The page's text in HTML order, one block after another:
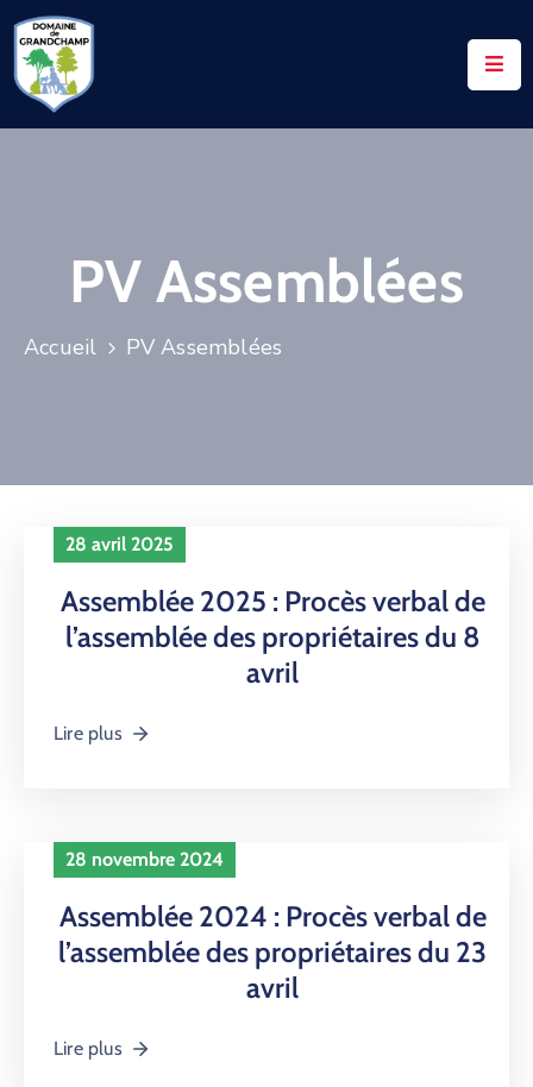
ACCUEIL
DEMANDES
PROPRIÉTAIRES
CONTACTER
PV Assemblées
Accueil PV Assemblées
28 avril 2025
Assemblée 2025 : Procès verbal de
l’assemblée des propriétaires du 8
avril
Lire plus
28 novembre 2024
Assemblée 2024 : Procès verbal de
l’assemblée des propriétaires du 23
avril
Lire plus